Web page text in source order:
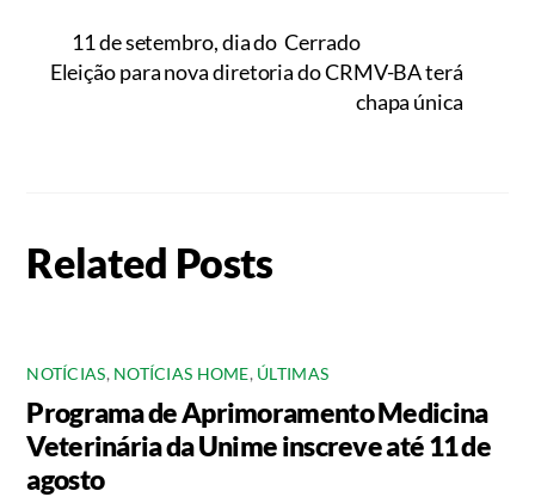
11 de setembro, dia do Cerrado
Eleição para nova diretoria do CRMV-BA terá
chapa única
Related Posts
NOTÍCIAS, NOTÍCIAS HOME, ÚLTIMAS
Programa de Aprimoramento Medicina
Veterinária da Unime inscreve até 11 de
agosto